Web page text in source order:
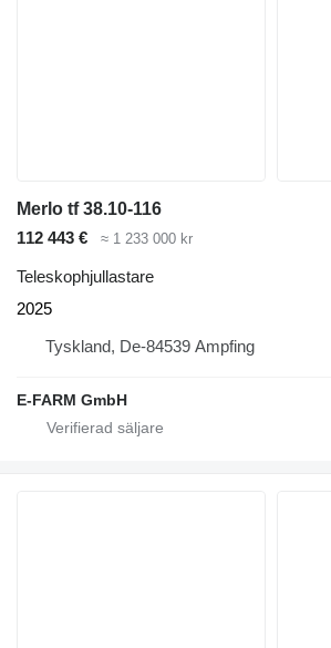
Merlo tf 38.10-116
112 443 €
≈ 1 233 000 kr
Teleskophjullastare
2025
Tyskland, De-84539 Ampfing
E-FARM GmbH